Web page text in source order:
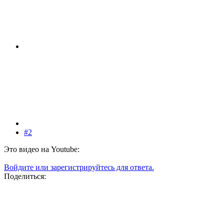
#2
Это видео на Youtube:
Войдите или зарегистрируйтесь для ответа.
Поделиться: